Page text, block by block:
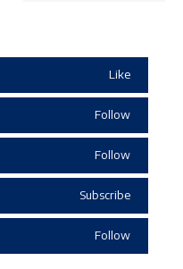
Like
Follow
Follow
Subscribe
Follow